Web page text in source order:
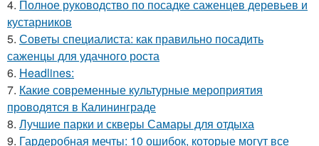
4. Полное руководство по посадке саженцев деревьев и
кустарников
5. Советы специалиста: как правильно посадить
саженцы для удачного роста
6. Headlines:
7. Какие современные культурные мероприятия
проводятся в Калининграде
8. Лучшие парки и скверы Самары для отдыха
9. Гардеробная мечты: 10 ошибок, которые могут все